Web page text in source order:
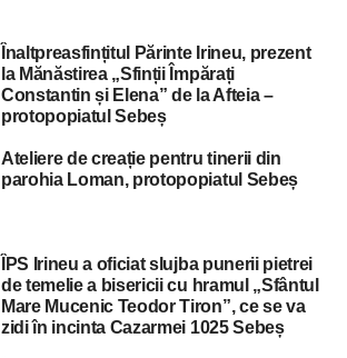
Înaltpreasfințitul Părinte Irineu, prezent
la Mănăstirea „Sfinții Împărați
Constantin și Elena” de la Afteia –
protopopiatul Sebeș
Ateliere de creație pentru tinerii din
parohia Loman, protopopiatul Sebeș
ÎPS Irineu a oficiat slujba punerii pietrei
de temelie a bisericii cu hramul „Sfântul
Mare Mucenic Teodor Tiron”, ce se va
zidi în incinta Cazarmei 1025 Sebeș